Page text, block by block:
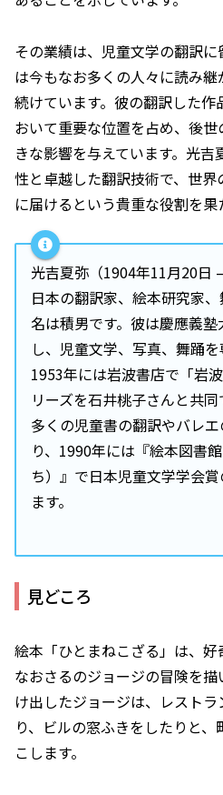
その業績は、児童文学の翻訳
は今もなお多くの人々に読み
続けています。彼の翻訳した
おいて重要な位置を占め、後
きな影響を与えています。光
性と卓越した翻訳技術で、世
に届けるという貴重な役割を果
光吉夏弥（1904年11月20日
日本の翻訳家、絵本研究家
名は積男です。彼は慶應義
し、児童文学、写真、舞踊を
1953年には岩波書店で「岩
リーズを石井桃子さんと共
多くの児童書の翻訳やバレ
り、1990年には『絵本図書
ち）』で日本児童文学学会
ます。
見どころ
絵本「ひとまねこざる」は、
なおさるのジョージの冒険を
け出したジョージは、レスト
り、ビルの窓ふきをしたりと
こします。